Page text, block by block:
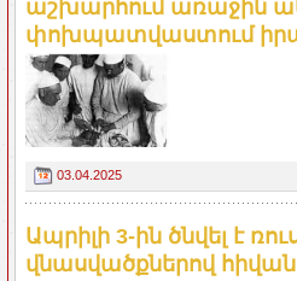
աշխարհում առաջին
փոխպատվաստում
03.04.2025
Ապրիլի 3-ին ծնվել է
վնասվածքներով